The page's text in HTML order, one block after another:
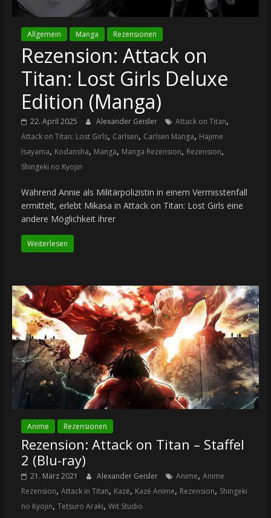
Allgemein Manga Rezensionen
Rezension: Attack on
Titan: Lost Girls Deluxe
Edition (Manga)
22. April 2025 Alexander Geisler Attack on Titan,
Attack on Titan: Lost Girls, Carlsen, Carlsen Manga, Hajime
Isayama, Kodansha, Manga, Manga Rezension, Rezension,
Shingeki no Kyojin
Während Annie als Militärpolizistin in einem Vermisstenfall
ermittelt, erlebt Mikasa in Attack on Titan: Lost Girls eine
andere Möglichkeit ihrer
Weiterlesen
Anime Rezensionen
Rezension: Attack on Titan – Staffel
2 (Blu-ray)
21. März 2021 Alexander Geisler Anime, Anime
Rezension, Attack in Titan, Kazé, Kazé Anime, Rezension, Shingeki
no Kyojin, Tetsuro Araki, Wit Studio